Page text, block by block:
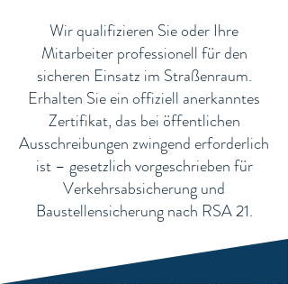
Wir qualifizieren Sie oder Ihre
Mitarbeiter professionell für den
sicheren Einsatz im Straßenraum.
Erhalten Sie ein offiziell anerkanntes
Zertifikat, das bei öffentlichen
Ausschreibungen zwingend erforderlich
ist – gesetzlich vorgeschrieben für
Verkehrsabsicherung und
Baustellensicherung nach RSA 21.